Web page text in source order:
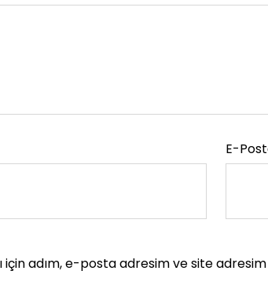
E-
adım, e-posta adresim ve site